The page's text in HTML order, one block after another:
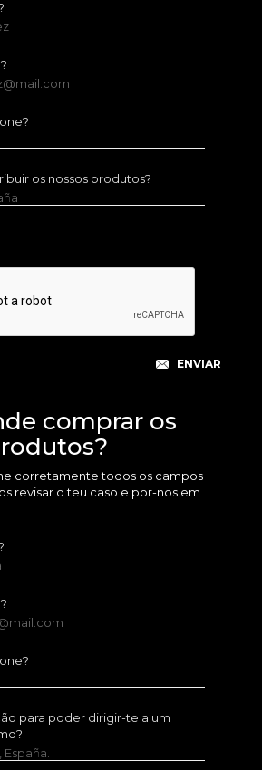
os nossos produtos?
comprar os
corretamente todos os campos
revisar o teu caso e por-nos em
para poder dirigir-te a um